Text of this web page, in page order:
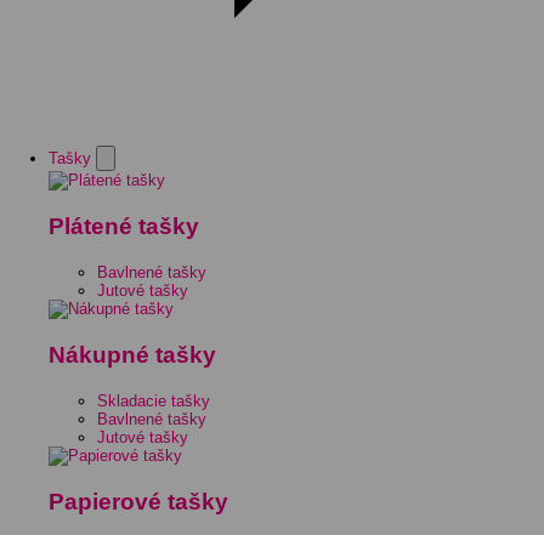
Tašky
Plátené tašky
Bavlnené tašky
Jutové tašky
Nákupné tašky
Skladacie tašky
Bavlnené tašky
Jutové tašky
Papierové tašky